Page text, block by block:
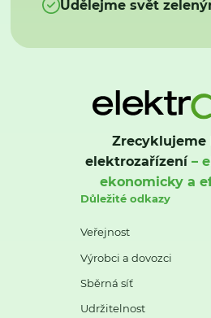
Udělejme svět
Zrecyklujeme
elektrozařízení–
ekonomicky a
Důležité odkazy
Veřejnost
Výrobci a dovozci
Sběrná síť
Udržitelnost